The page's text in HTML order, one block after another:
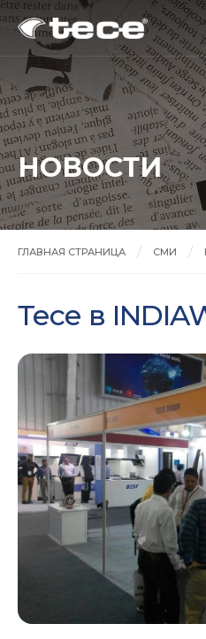
НОВОСТИ
ГЛАВНАЯ СТРАНИЦА СМИ
Тесе в